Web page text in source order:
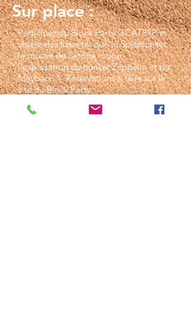
Sur place :
Participez au Block Party GCAT89P et
visitez des lieux tel que le Spitzbunker,
le musée de l'étoile rouge,
l'exploration du bunker Zeppelin et du
Maybach 1. Réservations à faire sur le
site du Block Party.
​Vous êtes libre, avec l'équipe de 4 que